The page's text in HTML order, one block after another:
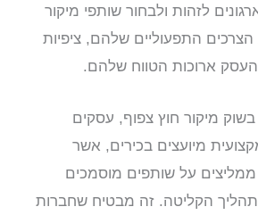
לזהות ולבחור שותפי מיקור
התפעוליים שלהם, ציפיות
ארוכות הטווח שלהם.
מיקור חוץ צפוף, עסקים
מיועצים בכירים, אשר
ממליצים על שותפים מוסמכים
תהליך הקליטה. זה מבטיח שחברות